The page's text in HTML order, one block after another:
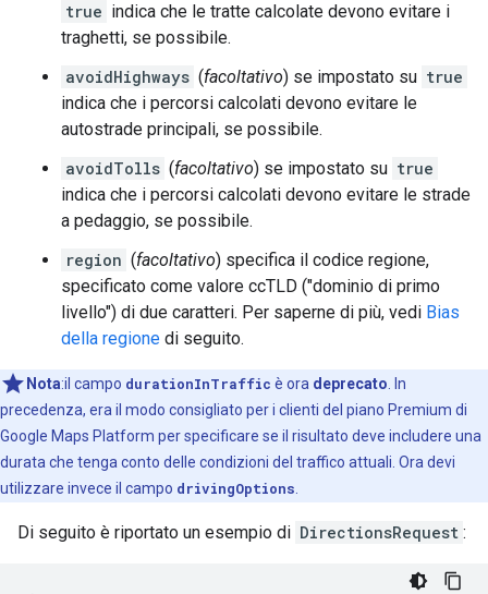
true indica che le tratte calcolate devono evitare i
traghetti, se possibile.
avoidHighways (facoltativo) se impostato su true
indica che i percorsi calcolati devono evitare le
autostrade principali, se possibile.
avoidTolls (facoltativo) se impostato su true
indica che i percorsi calcolati devono evitare le strade
a pedaggio, se possibile.
region (facoltativo) specifica il codice regione,
specificato come valore ccTLD ("dominio di primo
livello") di due caratteri. Per saperne di più, vedi Bias
della regione di seguito.
Nota:il campo durationInTraffic è ora deprecato. In
precedenza, era il modo consigliato per i clienti del piano Premium di
Google Maps Platform per specificare se il risultato deve includere una
durata che tenga conto delle condizioni del traffico attuali. Ora devi
utilizzare invece il campo drivingOptions.
Di seguito è riportato un esempio di DirectionsRequest :